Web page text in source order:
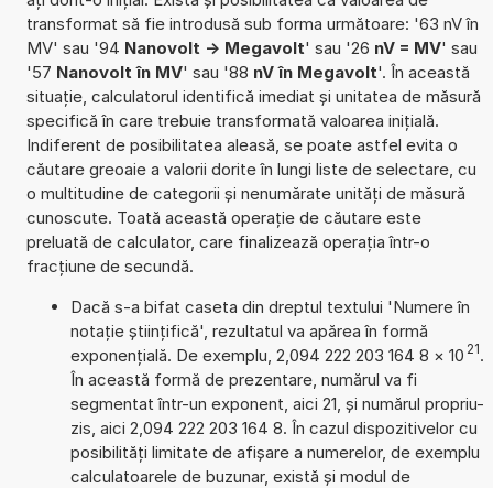
transformat să fie introdusă sub forma următoare: '63 nV în
MV' sau '94 Nanovolt -> Megavolt' sau '26 nV = MV' sau
'57 Nanovolt în MV' sau '88 nV în Megavolt'. În această
situație, calculatorul identifică imediat și unitatea de măsură
specifică în care trebuie transformată valoarea inițială.
Indiferent de posibilitatea aleasă, se poate astfel evita o
căutare greoaie a valorii dorite în lungi liste de selectare, cu
o multitudine de categorii și nenumărate unități de măsură
cunoscute. Toată această operație de căutare este
preluată de calculator, care finalizează operația într-o
fracțiune de secundă.
Dacă s-a bifat caseta din dreptul textului 'Numere în
notație științifică', rezultatul va apărea în formă
exponențială. De exemplu, 2,094 222 203 164 8 × 10 21.
În această formă de prezentare, numărul va fi
segmentat într-un exponent, aici 21, și numărul propriu-
zis, aici 2,094 222 203 164 8. În cazul dispozitivelor cu
posibilități limitate de afișare a numerelor, de exemplu
calculatoarele de buzunar, există și modul de